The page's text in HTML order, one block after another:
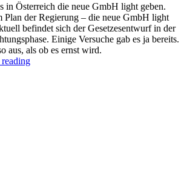
in Österreich die neue GmbH light geben.
Plan der Regierung – die neue GmbH light
befindet sich der Gesetzesentwurf in der
Einige Versuche gab es ja bereits.
aus, als ob es ernst wird.